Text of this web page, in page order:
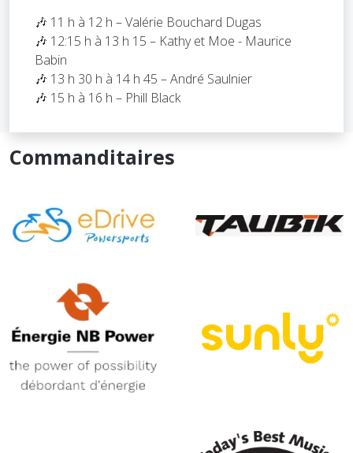
🎶 11 h à 12 h – Valérie Bouchard Dugas
🎶 12:15 h à 13 h 15 – Kathy et Moe - Maurice
Babin
🎶 13 h 30 h à 14 h 45 – André Saulnier
🎶 15 h à 16 h – Phill Black
Commanditaires